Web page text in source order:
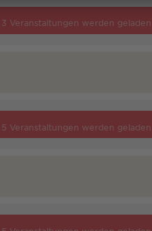
3 Veranstaltungen werden geladen
5 Veranstaltungen werden geladen